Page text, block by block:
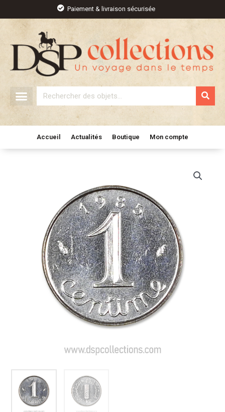
contenu
Paiement & livraison sécurisée
Rechercher
Accueil Actualités Boutique Mon compte